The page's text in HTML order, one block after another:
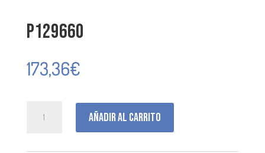
P129660
173,36€
Añadir al carrito